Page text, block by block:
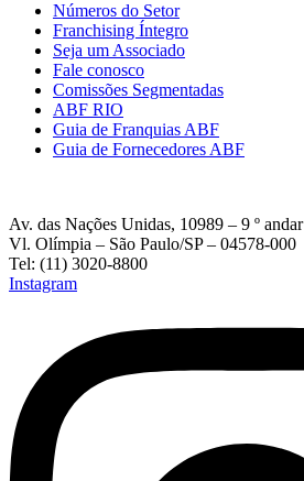
Números do Setor
Franchising Íntegro
Seja um Associado
Fale conosco
Comissões Segmentadas
ABF RIO
Guia de Franquias ABF
Guia de Fornecedores ABF
Av. das Nações Unidas, 10989 – 9 º andar
Vl. Olímpia – São Paulo/SP – 04578-000
Tel: (11) 3020-8800
Instagram